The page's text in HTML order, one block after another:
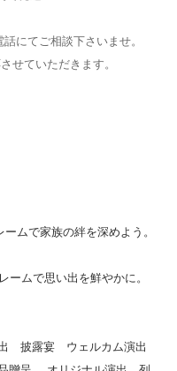
にてご相談下さいませ。
せていただきます。
ムで家族の絆を深めよう。
ームで思い出を鮮やかに。
出 披露宴 ウェルカム演出